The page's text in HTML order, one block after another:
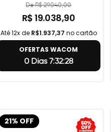
De R$ 29.040,00
R$ 19.038,90
Até 12x de R$1.937,37 no cartão
OFERTAS WACOM
0 Dias 7:32:27
21% OFF